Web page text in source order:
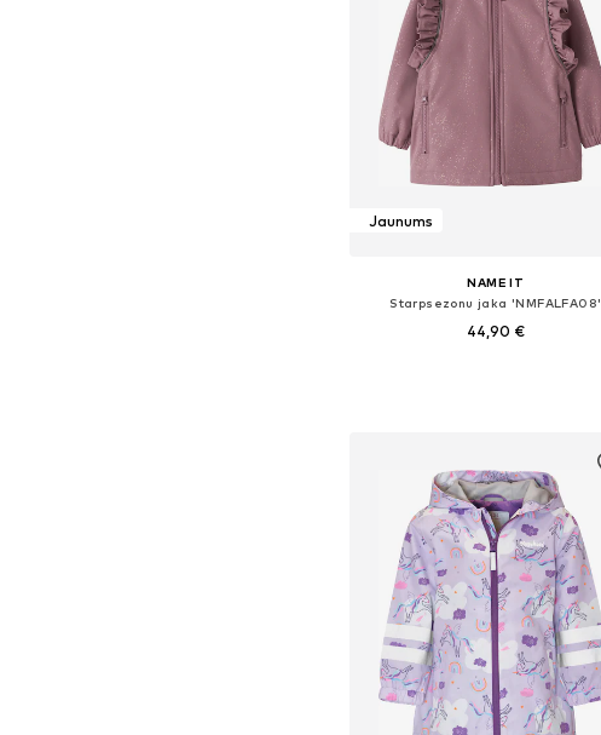
Jaunums
NAME IT
Starpsezonu jaka 'NMFALFA08'
44,90 €